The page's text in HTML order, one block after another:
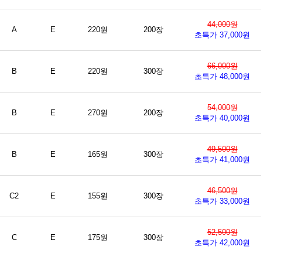
A E 220원 200장
44,000원
초특가 37,000원
B E 220원 300장
66,000원
초특가 48,000원
B E 270원 200장
54,000원
초특가 40,000원
B E 165원 300장
49,500원
초특가 41,000원
C2 E 155원 300장
46,500원
초특가 33,000원
C E 175원 300장
52,500원
초특가 42,000원